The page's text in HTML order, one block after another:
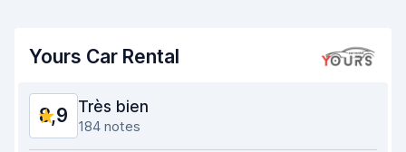
Yours Car Rental
8,9 Très bien
184 notes